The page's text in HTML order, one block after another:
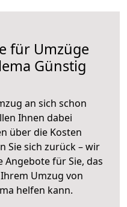
für Umzüge
Günstig
an sich schon
Ihnen dabei
über die Kosten
Sie sich zurück – wir
für Sie, das
Umzug von
helfen kann.